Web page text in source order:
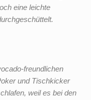
eine leichte
freundlichen
und Tischkicker
weil es bei den